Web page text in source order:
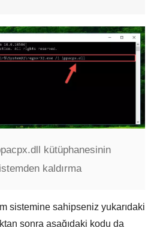
kütüphanesinin
kaldırma
sistemine sahipseniz yukarıdaki
sonra aşağıdaki kodu da